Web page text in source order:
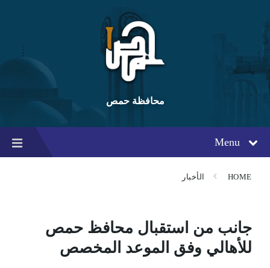
content
main
navigation
footer
محافظة حمص
Menu
HOME الأخبار
جانب من استقبال محافظ حمص
للأهالي وفق الموعد المخصص